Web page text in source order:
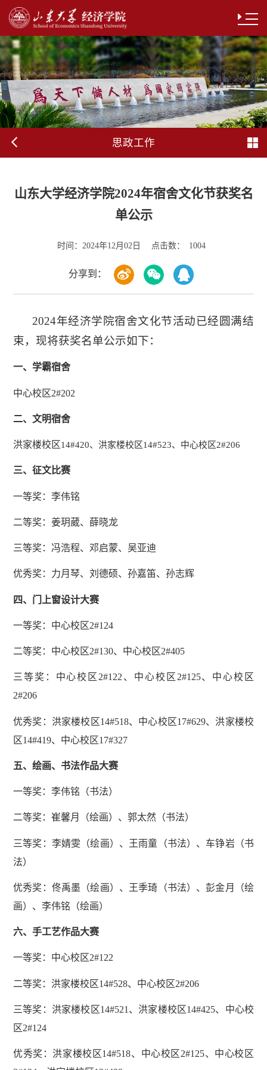
思政工作
山东大学经济学院2024年宿舍文化节获奖名
单公示
时间： 2024年12月02日 点击数： 1004
分享到：
2024年经济学院宿舍文化节活动已经圆满结
束， 现将获奖名单公示如下：
一、 学霸宿舍
中心校区2#202
二、文明宿舍
洪家楼校区14#420、洪家楼校区14#523、中心校区2#206
三、征文比赛
一等奖：李伟铭
二等奖：姜玥葳、薛晓龙
三等奖：冯浩程、邓启蒙、吴亚迪
优秀奖：力月琴、刘德硕、孙嘉笛、孙志辉
四、门上窗设计大赛
一等奖：中心校区2#124
二等奖：中心校区2#130、中心校区2#405
三等奖：中心校区2#122、中心校区2#125、中心校区
2#206
优秀奖：洪家楼校区14#518、中心校区17#629、洪家楼校
区14#419、中心校区17#327
五、绘画、书法作品大赛
一等奖：李伟铭（书法）
二等奖：崔馨月（绘画）、郭太然（书法）
三等奖：李婧雯（绘画）、王雨童（书法）、车铮岩（书
法）
优秀奖：佟禹墨（绘画）、王季琦（书法）、彭金月（绘
画）、李伟铭（绘画）
六、手工艺作品大赛
一等奖：中心校区2#122
二等奖：洪家楼校区14#528、中心校区2#206
三等奖：洪家楼校区14#521、洪家楼校区14#425、中心校
区2#124
优秀奖：洪家楼校区14#518、中心校区2#125、中心校区